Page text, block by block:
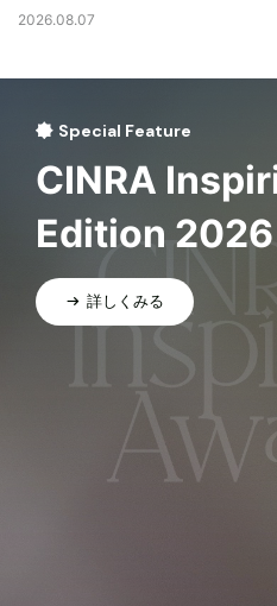
2026.08.07
Special Feature
CINRA
Edition 2026
詳しくみる